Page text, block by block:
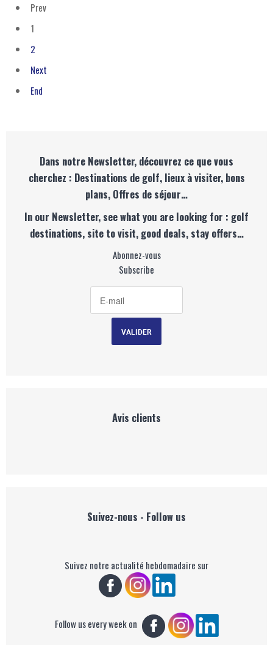
Prev
1
2
Next
End
Dans notre Newsletter, découvrez ce que vous
cherchez : Destinations de golf, lieux à visiter, bons
plans, Offres de séjour…
In our Newsletter, see what you are looking for : golf
destinations, site to visit, good deals, stay offers…
Abonnez-vous
Subscribe
Avis clients
Suivez-nous - Follow us
Suivez notre actualité hebdomadaire sur
Follow us every week on